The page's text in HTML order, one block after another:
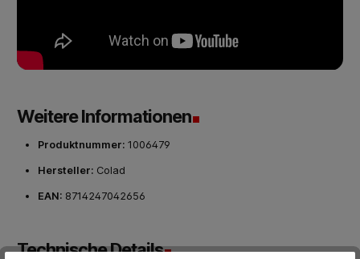
Weitere Informationen
Produktnummer: 1006479
Hersteller: Colad
EAN: 8714247042656
Technische Details